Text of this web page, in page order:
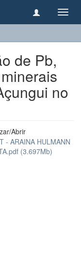
de Pb,
no
Abrir
- ARAINA HULMANN
(3.697Mb)